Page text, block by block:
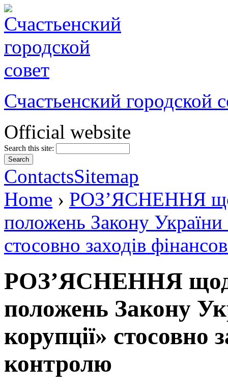
Счастьенский городской
Official website
Search this site:
ContactsSitemap
Home › РОЗ’ЯСНЕННЯ
положень Закону України
стосовно заходів
РОЗ’ЯСНЕННЯ щодо
положень Закону
корупції» стосовно
контролю